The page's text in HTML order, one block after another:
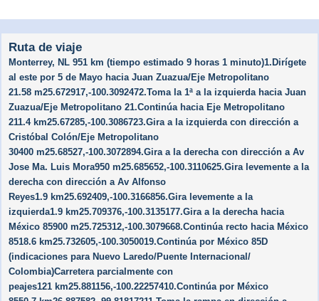
Ruta de viaje
Monterrey, NL 951 km (tiempo estimado 9 horas 1 minuto)1.Dirígete
al este por 5 de Mayo hacia Juan Zuazua/​Eje Metropolitano
21.58 m25.672917,-100.3092472.Toma la 1ª a la izquierda hacia Juan
Zuazua/​Eje Metropolitano 21.Continúa hacia Eje Metropolitano
211.4 km25.67285,-100.3086723.Gira a la izquierda con dirección a
Cristóbal Colón/​Eje Metropolitano
30400 m25.68527,-100.3072894.Gira a la derecha con dirección a Av
Jose Ma. Luis Mora950 m25.685652,-100.3110625.Gira levemente a la
derecha con dirección a Av Alfonso
Reyes1.9 km25.692409,-100.3166856.Gira levemente a la
izquierda1.9 km25.709376,-100.3135177.Gira a la derecha hacia
México 85900 m25.725312,-100.3079668.Continúa recto hacia México
8518.6 km25.732605,-100.3050019.Continúa por México 85D
(indicaciones para Nuevo Laredo/​Puente Internacional/​
Colombia)Carretera parcialmente con
peajes121 km25.881156,-100.22257410.Continúa por México